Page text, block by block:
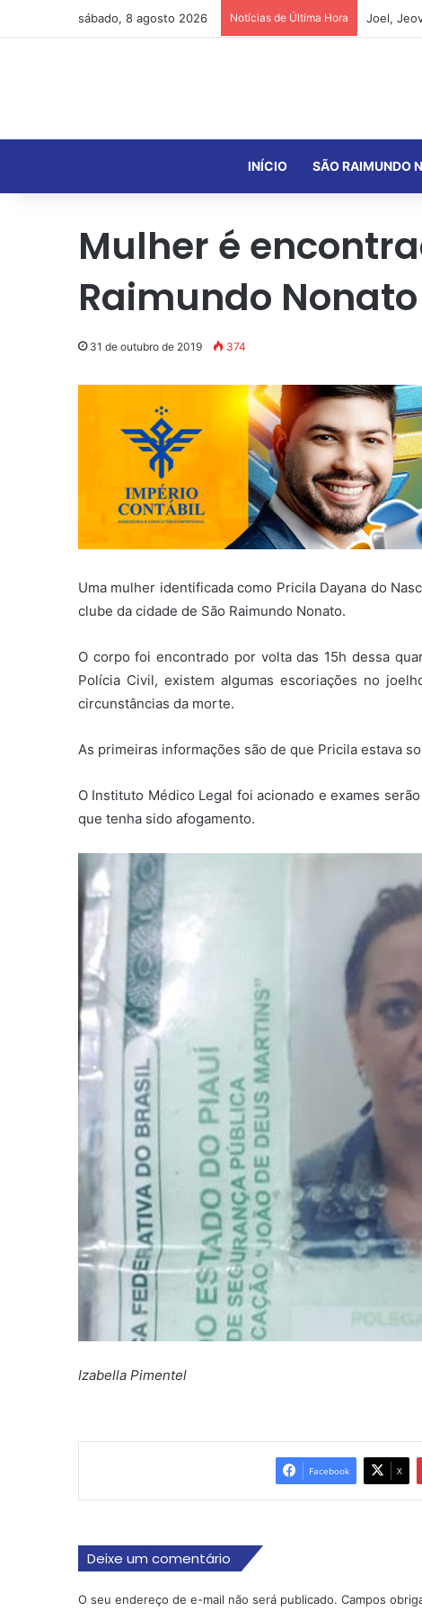
sábado, 8 agosto 2026 Notícias de Última Hora
INÍCIO SÃO RAIMUNDO
Mulher é
Raimundo Nonato
31 de outubro de 2019 374
Uma mulher identificada como Pricila Dayana do
clube da cidade de São Raimundo Nonato.
O corpo foi encontrado por volta das 15h dessa
Polícia Civil, existem algumas escoriações no
circunstâncias da morte.
As primeiras informações são de que Pricila estava
O Instituto Médico Legal foi acionado e exames
que tenha sido afogamento.
Izabella Pimentel
Facebook X
Deixe um comentário
O seu endereço de e-mail não será publicado. Campos